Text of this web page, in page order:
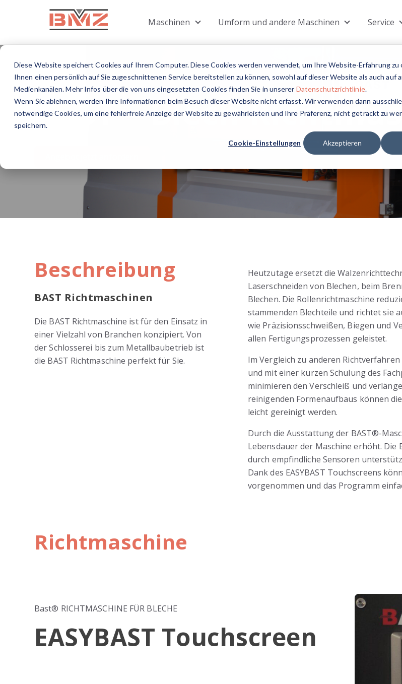
Diese Website speichert Cookies auf Ihrem Computer. Diese Cookies werden verwendet, um Ihre Website-Erfahrung zu
Ihnen einen persönlich auf Sie zugeschnittenen Service bereitstellen zu können, sowohl auf dieser Website als auch auf
Medienkanälen. Mehr Infos über die von uns eingesetzten Cookies finden Sie in unserer Datenschutzrichtlinie.
Wenn Sie ablehnen, werden Ihre Informationen beim Besuch dieser Website nicht erfasst. Wir verwenden dann
notwendige Cookies, um eine fehlerfreie Anzeige der Website zu gewährleisten und Ihre Präferenz, nicht getrackt zu
speichern.
Cookie-Einstellungen Akzeptieren
Maschinen Show submenu for Maschinen
Umform und andere Maschinen ShowService
BAST – Blech
Beschreibung
BAST Richtmaschinen
Die BAST Richtmaschine ist für den Einsatz in
einer Vielzahl von Branchen konzipiert. Von
der Schlosserei bis zum Metallbaubetrieb ist
die BAST Richtmaschine perfekt für Sie.
Heutzutage ersetzt die
Laserschneiden von Blechen, beim
Blechen. Die Rollenrichtmaschine
stammenden Blechteile und richtet sie
wie Präzisionsschweißen, Biegen und
allen Fertigungsprozessen geleistet.
Im Vergleich zu anderen
und mit einer kurzen Schulung des
minimieren den Verschleiß und
reinigenden Formenaufbaus können
leicht gereinigt werden.
Durch die Ausstattung der BAST®-
Lebensdauer der Maschine erhöht.
durch empfindliche Sensoren
Dank des EASYBAST Touchscreens
vorgenommen und das Programm
Richtmaschine
Bast® RICHTMASCHINE FÜR BLECHE
EASYBAST Touchscreen